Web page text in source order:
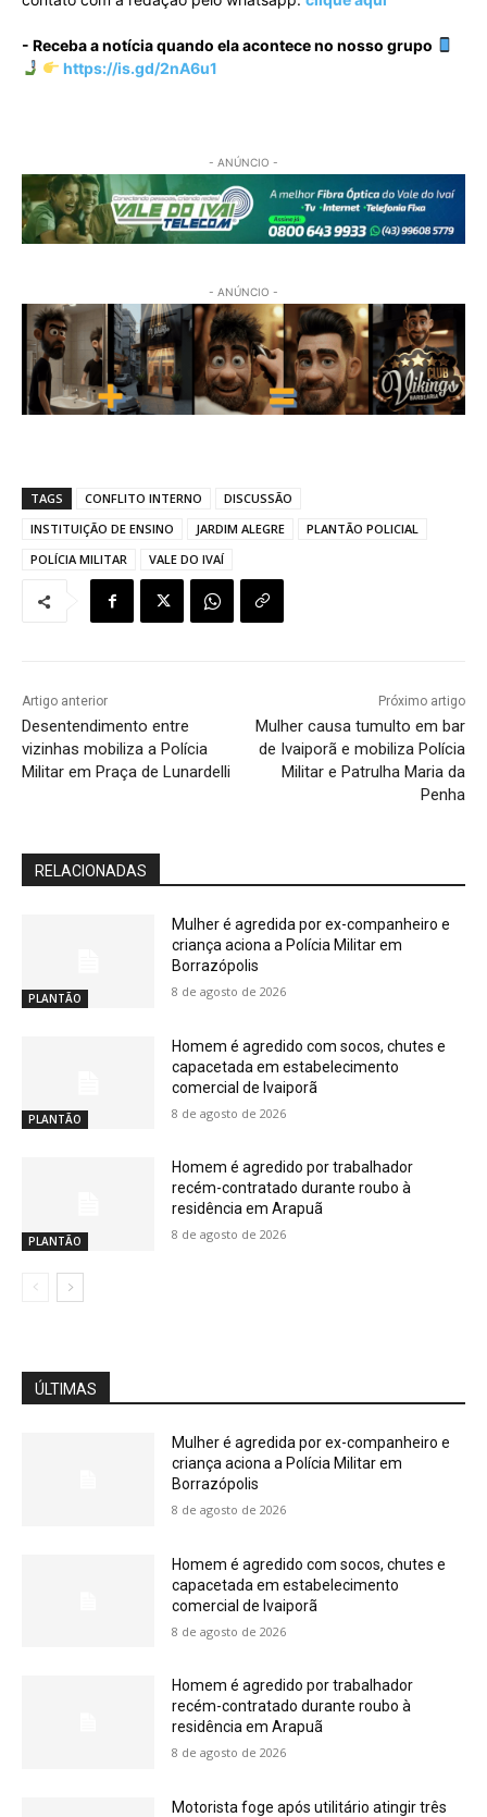
- Receba a notícia quando ela acontece no nosso grupo
https://is.gd/2nA6u1
- ANÚNCIO -
- ANÚNCIO -
TAGS CONFLITO INTERNO
DISCUSSÃO
INSTITUIÇÃO DE ENSINO
JARDIM ALEGRE
PLANTÃO POLICIAL
POLÍCIA MILITAR
VALE DO IVAÍ
Artigo anterior
Desentendimento entre
vizinhas mobiliza a Polícia
Militar em Praça de Lunardelli
Próximo artigo
Mulher causa tumulto em bar
de Ivaiporã e mobiliza Polícia
Militar e Patrulha Maria da
Penha
RELACIONADAS
PLANTÃO
Mulher é agredida por ex-companheiro e
criança aciona a Polícia Militar em
Borrazópolis
8 de agosto de 2026
PLANTÃO
Homem é agredido com socos, chutes e
capacetada em estabelecimento
comercial de Ivaiporã
8 de agosto de 2026
PLANTÃO
Homem é agredido por trabalhador
recém-contratado durante roubo à
residência em Arapuã
8 de agosto de 2026
ÚLTIMAS
Mulher é agredida por ex-companheiro e
criança aciona a Polícia Militar em
Borrazópolis
8 de agosto de 2026
Homem é agredido com socos, chutes e
capacetada em estabelecimento
comercial de Ivaiporã
8 de agosto de 2026
Homem é agredido por trabalhador
recém-contratado durante roubo à
residência em Arapuã
8 de agosto de 2026
Motorista foge após utilitário atingir três